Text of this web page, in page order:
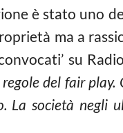
è stato uno
ma a
su
del fair play.
La società negli